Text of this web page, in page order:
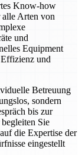
Know-how
alle Arten von
und
Equipment
und
Betreuung
sondern
bis zur
Sie
die Expertise der
eingestellt